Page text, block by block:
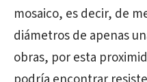
mosaico, es decir, de
diámetros de apenas
obras, por esta